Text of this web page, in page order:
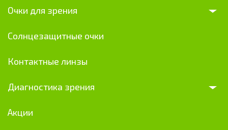
Очки для зрения
Солнцезащитные очки
Контактные линзы
Диагностика зрения
Акции